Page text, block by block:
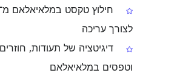
לצורך עריכה
דיגיטציה של תעודות,
וטפסים במלאיאלאם